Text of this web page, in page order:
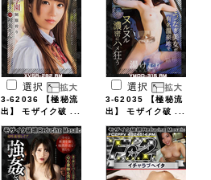
選択
3-62036 【極秘流
出】 モザイク破 ...
選択
3-62035 【極秘流
出】 モザイク破 ...